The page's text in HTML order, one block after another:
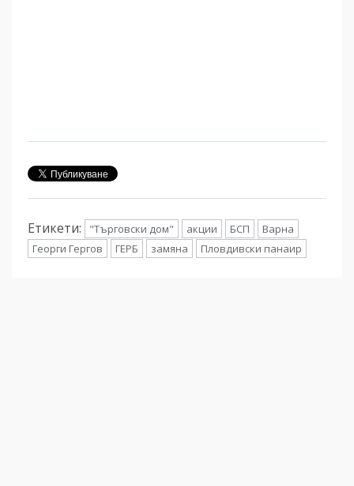
Етикети: "Търговски дом" акции БСП
Варна
Георги Гергов
ГЕРБ замяна Пловдивски панаир